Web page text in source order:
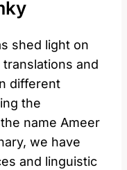
shed light on
and
different
⁤the
name Ameer
we have
⁤and⁣ linguistic